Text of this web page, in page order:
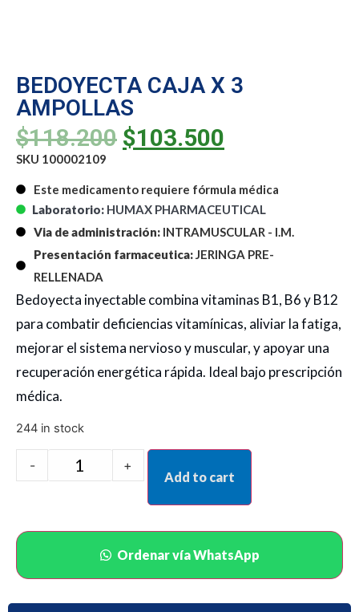
BEDOYECTA CAJA X 3
AMPOLLAS
$118.200 $103.500
SKU 100002109
Este medicamento requiere fórmula médica
Laboratorio: HUMAX PHARMACEUTICAL
Via de administración: INTRAMUSCULAR - I.M.
Presentación farmaceutica:JERINGA PRE-
RELLENADA
Bedoyecta inyectable combina vitaminas B1, B6 y B12
para combatir deficiencias vitamínicas, aliviar la fatiga,
mejorar el sistema nervioso y muscular, y apoyar una
recuperación energética rápida. Ideal bajo prescripción
médica.
244 in stock
- +
Add to cart
Ordenar vía WhatsApp